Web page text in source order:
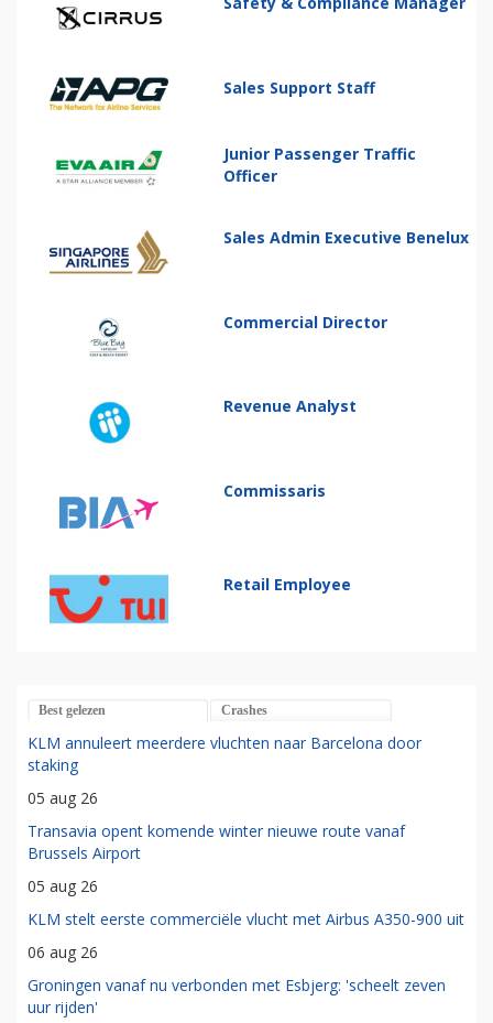
Sales Support Staff
Junior Passenger Traffic
Officer
Sales Admin Executive Benelux
Commercial Director
Revenue Analyst
Commissaris
Retail Employee
Best gelezen Crashes
KLM annuleert meerdere vluchten naar Barcelona door
staking
05 aug 26
Transavia opent komende winter nieuwe route vanaf
Brussels Airport
05 aug 26
KLM stelt eerste commerciële vlucht met Airbus A350-900 uit
06 aug 26
Groningen vanaf nu verbonden met Esbjerg: 'scheelt zeven
uur rijden'